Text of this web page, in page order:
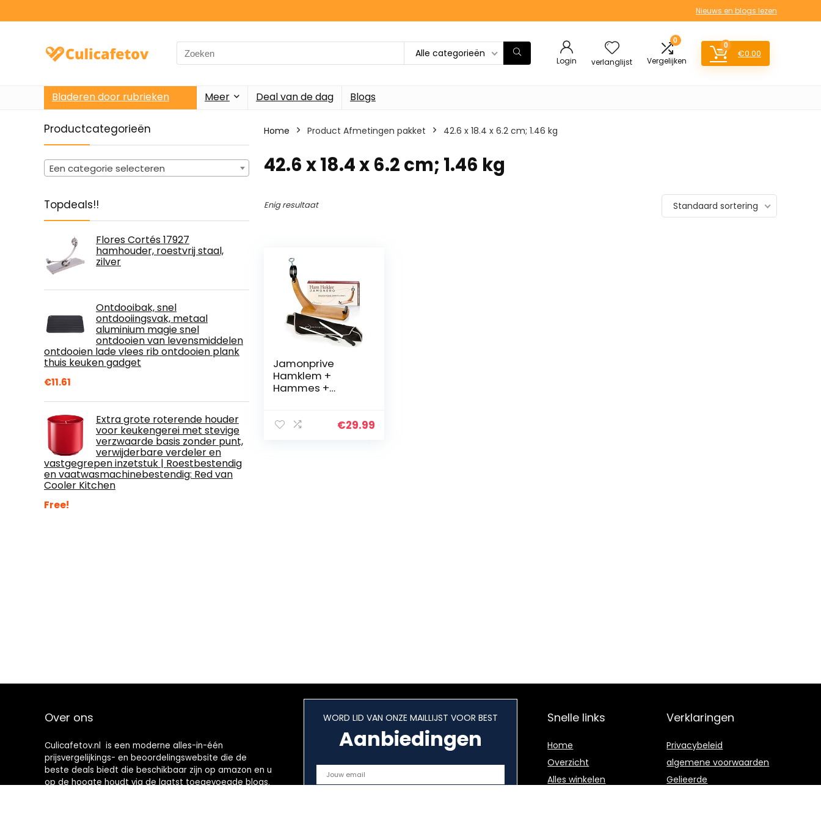
Nieuws en blogs lezen
Search
for:
Alle categorieën
Login verlanglijst
0
Vergelijken
0
€0.00
Bladeren door rubrieken Meer Deal van de dag Blogs
Productcategorieën
Een categorie selecteren
Topdeals!!
Flores Cortés 17927
hamhouder, roestvrij staal,
zilver
Ontdooibak, snel
ontdooiingsvak, metaal
aluminium magie snel
ontdooien van levensmiddelen
ontdooien lade vlees rib ontdooien plank
thuis keuken gadget
€11.61
Extra grote roterende houder
voor keukengerei met stevige
verzwaarde basis zonder punt,
verwijderbare verdeler en
vastgegrepen inzetstuk | Roestbestendig
en vaatwasmachinebestendig: Red van
Cooler Kitchen
Free!
Home Product Afmetingen pakket ‎42.6 x 18.4 x 6.2 cm; 1.46 kg
‎42.6 x 18.4 x 6.2 cm; 1.46 kg
Enig resultaat Standaard sortering
Jamonprive
Hamklem +
Hammes +
Professionele set
€29.99
Over ons
Culicafetov.nl is een moderne alles-in-één
prijsvergelijkings- en beoordelingswebsite die de
beste deals biedt die beschikbaar zijn op amazon en u
op de hoogte houdt via de laatst toegevoegde blogs.
WORD LID VAN ONZE MAILLIJST VOOR BEST
Aanbiedingen
Snelle links
Home
Overzicht
Alles winkelen
Verklaringen
Privacybeleid
algemene voorwaarden
Gelieerde